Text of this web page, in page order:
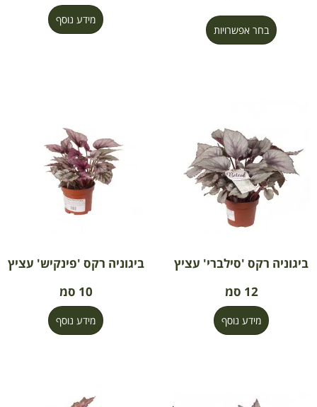
בחר אפשרויות
מידע נוסף
ביגוניה רקס 'סילברי' עציץ
12 סמ
מידע נוסף
ביגוניה רקס 'פינקיש' עציץ
10 סמ
מידע נוסף